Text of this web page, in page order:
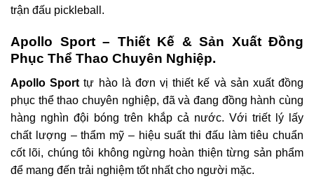
trận đấu pickleball.
Apollo Sport – Thiết Kế & Sản Xuất Đồng
Phục Thể Thao Chuyên Nghiệp.
Apollo Sport tự hào là đơn vị thiết kế và sản xuất đồng
phục thể thao chuyên nghiệp, đã và đang đồng hành cùng
hàng nghìn đội bóng trên khắp cả nước. Với triết lý lấy
chất lượng – thẩm mỹ – hiệu suất thi đấu làm tiêu chuẩn
cốt lõi, chúng tôi không ngừng hoàn thiện từng sản phẩm
để mang đến trải nghiệm tốt nhất cho người mặc.